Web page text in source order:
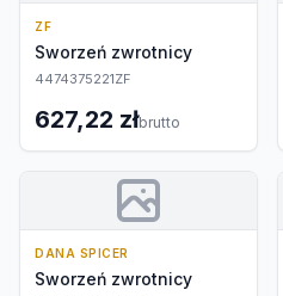
ZF
Sworzeń zwrotnicy
4474375221ZF
627,22 złbrutto
DANA SPICER
Sworzeń zwrotnicy